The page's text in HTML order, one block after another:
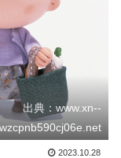
出典：www.xn--
2023.10.28